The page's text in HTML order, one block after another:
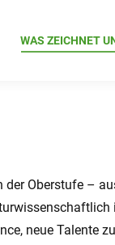
WAS ZEICHNET
Oberstufe –
neue Talente